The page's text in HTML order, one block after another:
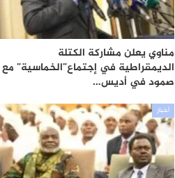
مناوي يعلن مشاركة الكتلة
الديمقراطية في إجتماع”الخماسية” مع
صمود في أديس…
أخبار